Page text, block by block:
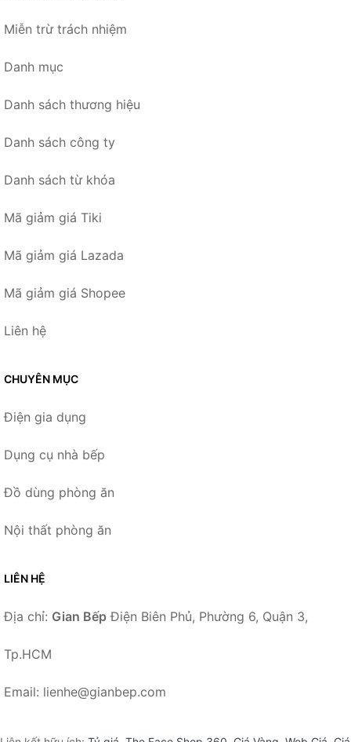
Miễn trừ trách nhiệm
Danh mục
Danh sách thương hiệu
Danh sách công ty
Danh sách từ khóa
Mã giảm giá Tiki
Mã giảm giá Lazada
Mã giảm giá Shopee
Liên hệ
CHUYÊN MỤC
Điện gia dụng
Dụng cụ nhà bếp
Đồ dùng phòng ăn
Nội thất phòng ăn
LIÊN HỆ
Địa chỉ: Gian Bếp Điện Biên Phủ, Phường 6, Quận 3,
Tp.HCM
Email: lienhe@gianbep.com